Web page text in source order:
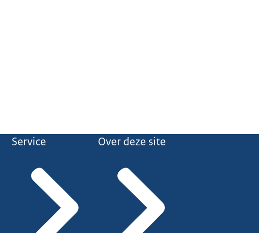
Service Over deze site